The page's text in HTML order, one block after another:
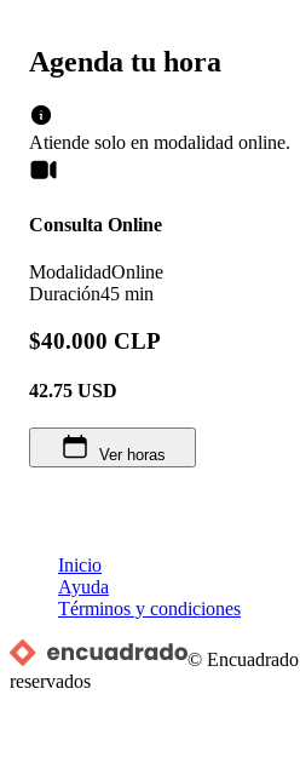
Agenda tu hora
Atiende solo en modalidad online.
Consulta Online
ModalidadOnline
Duración45 min
$40.000 CLP
42.75 USD
Ver horas
Inicio
Ayuda
Términos y condiciones
© Encuadrado
reservados